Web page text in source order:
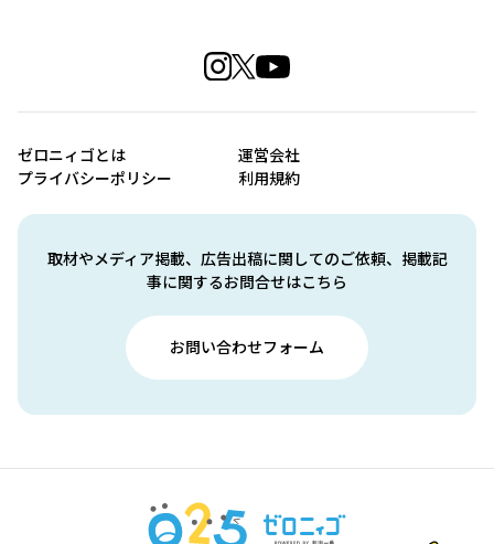
取材やメディア掲載、広告出稿に関してのご依頼、掲載記
事に関するお問合せはこちら
お問い合わせフォーム
ゼロニィゴとは
運営会社
プライバシーポリシー
利用規約